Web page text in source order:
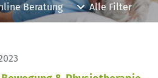
Beratung
Alle Filter